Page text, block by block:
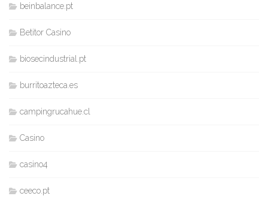
beinbalance.pt
Betitor Casino
biosecindustrial.pt
burritoazteca.es
campingrucahue.cl
Casino
casino4
ceeco.pt